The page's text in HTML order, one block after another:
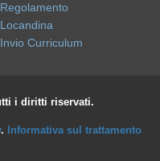
Regolamento
Locandina
Invio Curriculum
i diritti riservati.
. Informativa sul trattamento